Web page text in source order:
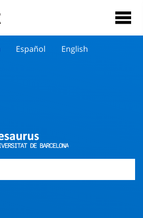
Español English